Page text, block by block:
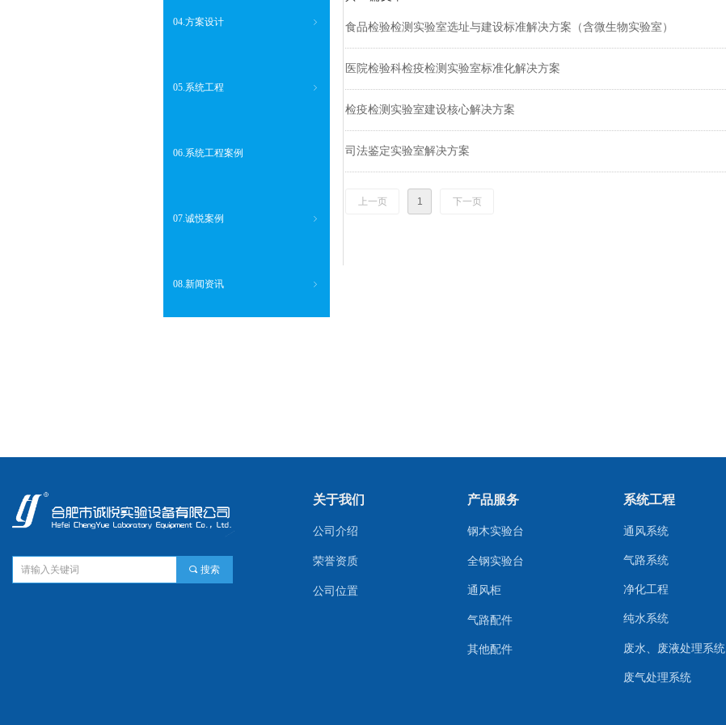
食品检验检测实验室选址与建设标准解决方案（含微生物实验室）
医院检验科检疫检测实验室标准化解决方案
检疫检测实验室建设核心解决方案
司法鉴定实验室解决方案
上一页 1 下一页
ꁇ
04.方案设计
ꁇ
05.系统工程
06.系统工程案例
ꁇ
07.诚悦案例
ꁇ
08.新闻资讯
关于我们
公司介绍
荣誉资质
公司位置
产品服务
钢木实验台
全钢实验台
通风柜
气路配件
其他配件
系统工程
通风系统
气路系统
净化工程
纯水系统
废水、废液处理系统
废气处理系统
끠 搜索